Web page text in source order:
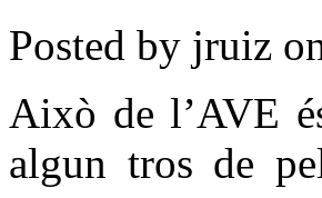
Posted by jruiz
Això de l’AVE
algun tros de